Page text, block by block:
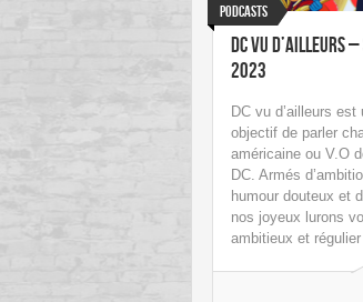
Podcasts
DC vu d’ailleurs
2023
DC vu d’ailleurs
objectif de parler
américaine ou V.O
DC. Armés
humour douteux et
nos joyeux lurons
ambitieux et